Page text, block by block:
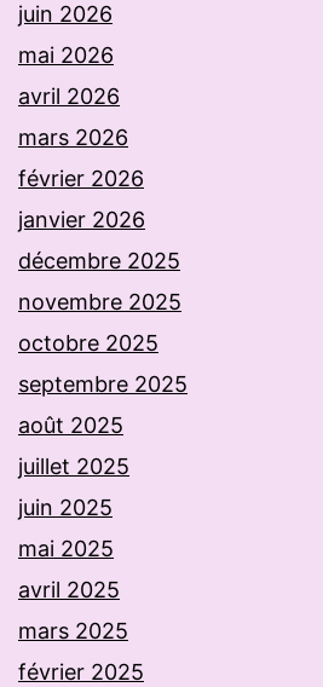
juin 2026
mai 2026
avril 2026
mars 2026
février 2026
janvier 2026
décembre 2025
novembre 2025
octobre 2025
septembre 2025
août 2025
juillet 2025
juin 2025
mai 2025
avril 2025
mars 2025
février 2025